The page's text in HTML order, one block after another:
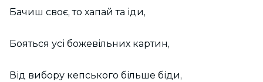
Бачиш своє, то хапай та іди,
Бояться усі божевільних картин,
Від вибору кепського більше біди,